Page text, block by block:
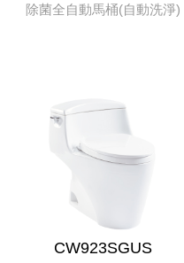
除菌全自動馬桶(自動洗淨)
CW923SGUS